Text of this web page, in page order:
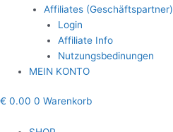
Affiliates (Geschäftspartner)
Login
Affiliate Info
Nutzungsbedinungen
MEIN KONTO
€ 0.00 0 Warenkorb